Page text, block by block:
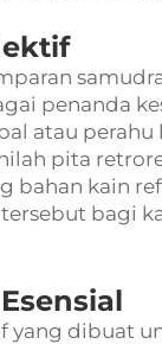
penanda
atau
pita
bahan kain
bagi
yang dibuat